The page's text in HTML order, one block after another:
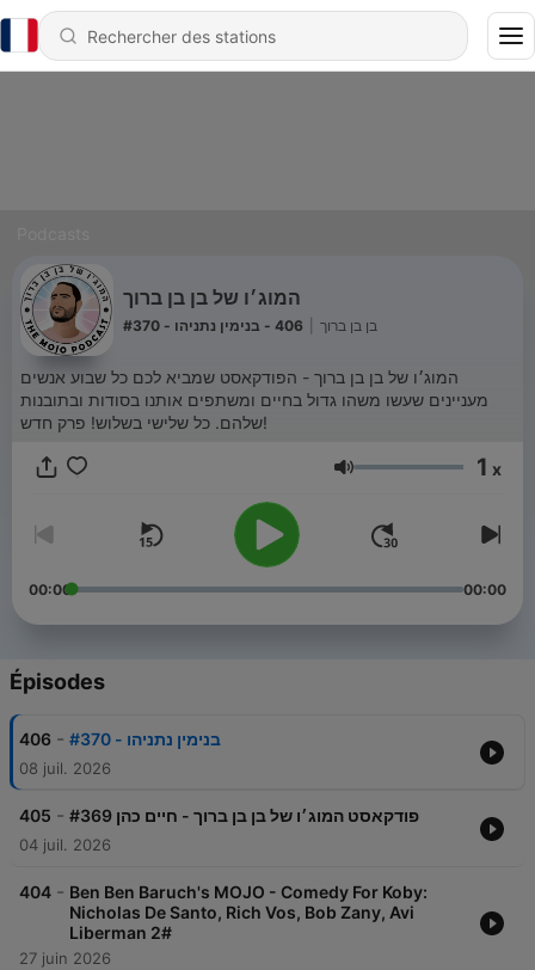
המוג׳ו של בן בן ברוך
בן בן ברוך 406 - בנימין נתניהו - #370
המוג׳ו של בן בן ברוך - הפודקאסט שמביא לכם כל שבוע אנשים
מעניינים שעשו משהו גדול בחיים ומשתפים אותנו בסודות ובתובנות
שלהם. כל שלישי בשלוש! פרק חדש!
Volume 1 x
00:00 00:00
Épisodes
406 - בנימין נתניהו - #370
08 juil. 2026
405 - פודקאסט המוג׳ו של בן בן ברוך - חיים כהן #369
04 juil. 2026
404 - Ben Ben Baruch's MOJO - Comedy For Koby:
Nicholas De Santo, Rich Vos, Bob Zany, Avi
Liberman 2#
27 juin 2026